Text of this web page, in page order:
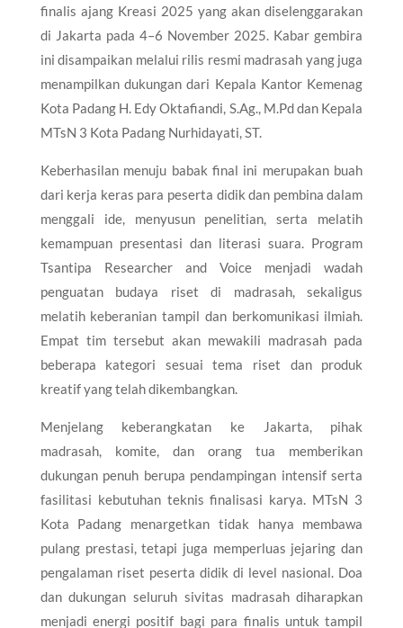
finalis ajang Kreasi 2025 yang akan diselenggarakan
di Jakarta pada 4–6 November 2025. Kabar gembira
ini disampaikan melalui rilis resmi madrasah yang juga
menampilkan dukungan dari Kepala Kantor Kemenag
Kota Padang H. Edy Oktafiandi, S.Ag., M.Pd dan Kepala
MTsN 3 Kota Padang Nurhidayati, ST.
Keberhasilan menuju babak final ini merupakan buah
dari kerja keras para peserta didik dan pembina dalam
menggali ide, menyusun penelitian, serta melatih
kemampuan presentasi dan literasi suara. Program
Tsantipa Researcher and Voice menjadi wadah
penguatan budaya riset di madrasah, sekaligus
melatih keberanian tampil dan berkomunikasi ilmiah.
Empat tim tersebut akan mewakili madrasah pada
beberapa kategori sesuai tema riset dan produk
kreatif yang telah dikembangkan.
Menjelang keberangkatan ke Jakarta, pihak
madrasah, komite, dan orang tua memberikan
dukungan penuh berupa pendampingan intensif serta
fasilitasi kebutuhan teknis finalisasi karya. MTsN 3
Kota Padang menargetkan tidak hanya membawa
pulang prestasi, tetapi juga memperluas jejaring dan
pengalaman riset peserta didik di level nasional. Doa
dan dukungan seluruh sivitas madrasah diharapkan
menjadi energi positif bagi para finalis untuk tampil